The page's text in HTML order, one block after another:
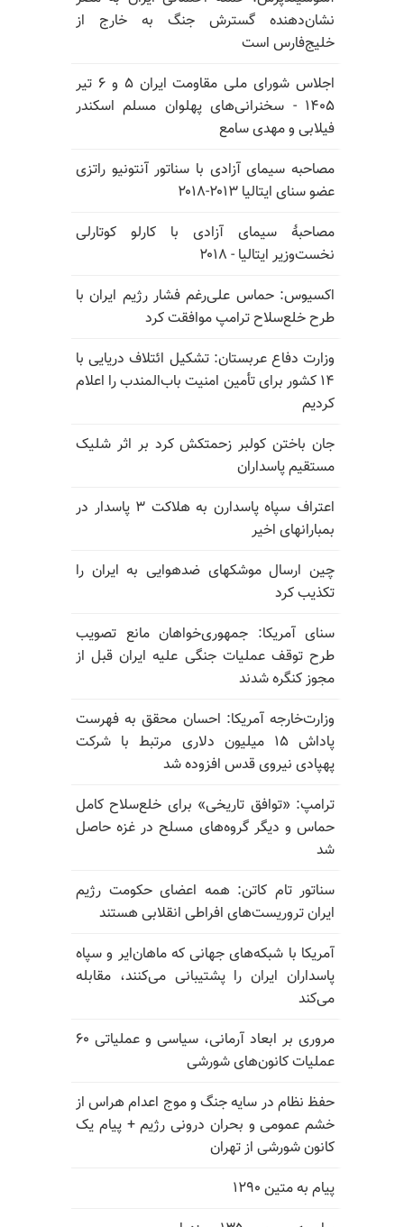
نشان‌دهنده گسترش جنگ به خارج از
خلیج‌فارس است
اجلاس شورای ملی مقاومت ایران ۵ و ۶ تیر
۱۴۰۵ - سخنرانی‌های پهلوان مسلم اسکندر
فیلابی و مهدی سامع
مصاحبه سیمای آزادی با سناتور آنتونیو راتزی
عضو سنای ایتالیا ۲۰۱۳-۲۰۱۸
مصاحبهٔ سیمای آزادی با کارلو کوتارلی
نخست‌وزیر ایتالیا - ۲۰۱۸
اکسیوس: حماس علی‌رغم فشار رژیم ایران با
طرح خلع‌سلاح ترامپ موافقت کرد
وزارت دفاع عربستان: تشکیل ائتلاف دریایی با
۱۴ کشور برای تأمین امنیت باب‌المندب را اعلام
کردیم
جان باختن کولبر زحمتکش کرد بر اثر شلیک
مستقیم پاسداران
اعتراف سپاه پاسدارن به هلاکت ۳ پاسدار در
بمبارانهای اخیر
چین ارسال موشکهای ضدهوایی به ایران را
تکذیب کرد
سنای آمریکا: جمهوری‌خواهان مانع تصویب
طرح توقف عملیات جنگی علیه ایران قبل از
مجوز کنگره شدند
وزارت‌خارجه آمریکا: احسان محقق به فهرست
پاداش ۱۵ میلیون دلاری مرتبط با شرکت
پهپادی نیروی قدس افزوده شد
ترامپ: «توافق تاریخی» برای خلع‌سلاح کامل
حماس و دیگر گروه‌های مسلح در غزه حاصل
شد
سناتور تام کاتن: همه اعضای حکومت رژیم
ایران تروریست‌های افراطی انقلابی هستند
آمریکا با شبکه‌های جهانی که ماهان‌ایر و سپاه
پاسداران ایران را پشتیبانی می‌کنند، مقابله
می‌کند
مروری بر ابعاد آرمانی، سیاسی و عملیاتی ۶۰
عملیات کانون‌های شورشی
حفظ نظام در سایه جنگ و موج اعدام هراس از
خشم عمومی و بحران درونی رژیم + پیام یک
کانون شورشی از تهران
پیام به متین ۱۲۹۰